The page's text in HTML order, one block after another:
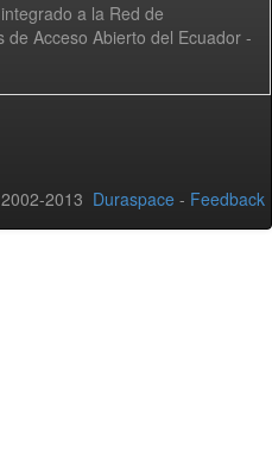
a la Red de
de Acceso Abierto del Ecuador -
2013 Duraspace - Feedback